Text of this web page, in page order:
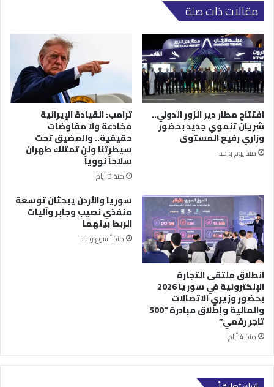
مقالات ذات صلة
افتتاح مطار دير الزور الدولي..
شريان تنموي جديد بحضور
وزاري رفيع المستوى
منذ يوم واحد
ترامب: القيادة الإيرانية
مخادعة ولا مفاوضات
حقيقية.. والمضيق تحت
سيطرتنا ولن تمتلك طهران
سلاحاً نووياً
منذ 3 أيام
انطلاق ملتقى التجارة
الإلكترونية في سوريا 2026
بحضور وزيري الاتصالات
والمالية وإطلاق مبادرة “500
تاجر رقمي”
منذ 4 أيام
سوريا والأردن يبحثان توسعة
منفذي نصيب وجابر وآليات
الربط بينهما
منذ أسبوع واحد